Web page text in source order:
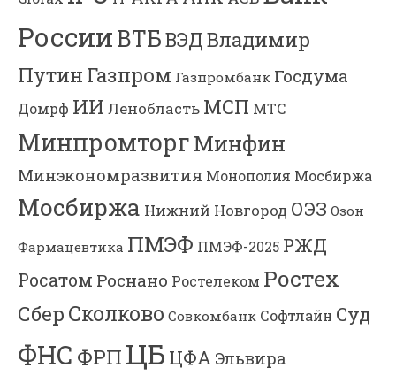
РоссииВТБВЭДВладимир
Путин Газпром Газпромбанк Госдума
Домрф ИИ Ленобласть МСП МТС
МинпромторгМинфин
Минэкономразвития Монополия Мосбиржа
Мосбиржа Нижний Новгород ОЭЗ Озон
Фармацевтика ПМЭФ ПМЭФ-2025 РЖД
Росатом Роснано Ростелеком Ростех
Сбер Сколково Совкомбанк Софтлайн Суд
ФНС ФРП ЦБ ЦФА Эльвира